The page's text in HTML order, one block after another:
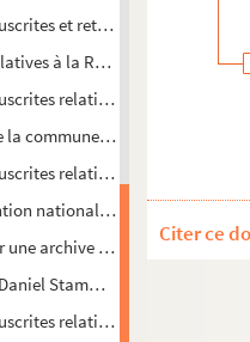
et retranscription
à la Révolution
relatives à la Révolution
commune de Strasbourg
relatives à la Révolution
nationale du 3e jour de
une archive de la Révolution
Stamm, des Contributions
relatives à la Révolution
Citer ce